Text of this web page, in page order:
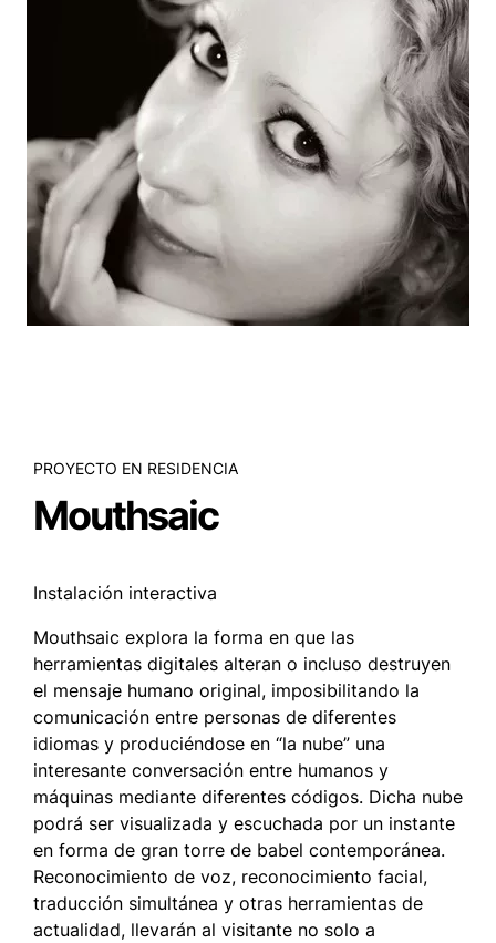
PROYECTO EN RESIDENCIA
Mouthsaic
Instalación interactiva
Mouthsaic explora la forma en que las
herramientas digitales alteran o incluso destruyen
el mensaje humano original, imposibilitando la
comunicación entre personas de diferentes
idiomas y produciéndose en “la nube” una
interesante conversación entre humanos y
máquinas mediante diferentes códigos. Dicha nube
podrá ser visualizada y escuchada por un instante
en forma de gran torre de babel contemporánea.
Reconocimiento de voz, reconocimiento facial,
traducción simultánea y otras herramientas de
actualidad, llevarán al visitante no solo a